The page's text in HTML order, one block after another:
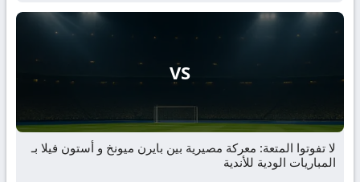
VS
لا تفوتوا المتعة: معركة مصيرية بين بايرن ميونخ و أستون فيلا بـ
المباريات الودية للأندية